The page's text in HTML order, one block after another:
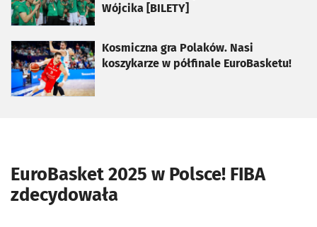
Wójcika [BILETY]
Kosmiczna gra Polaków. Nasi
koszykarze w półfinale EuroBasketu!
otworzy się w nowej karcie
EuroBasket 2025 w Polsce! FIBA
zdecydowała